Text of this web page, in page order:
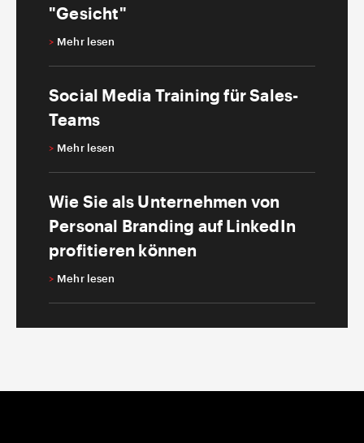
"Gesicht"
> Mehr lesen
Social Media Training für Sales-
Teams
> Mehr lesen
Wie Sie als Unternehmen von
Personal Branding auf LinkedIn
profitieren können
> Mehr lesen